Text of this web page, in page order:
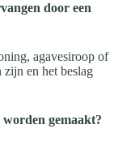
door een
agavesiroop of
zijn en het beslag
gemaakt?